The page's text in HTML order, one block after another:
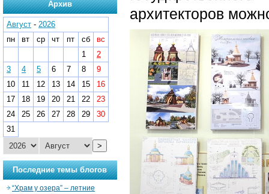
архитекторов
Архив
Август - 2026
пн
вт ср чт пт сб
вс
1
2
3
4 5 6 7 8
9
10
11 12 13 14 15
16
17
18 19 20 21 22
23
24
25 26 27 28 29
30
31
>
Последние темы блогов
“Храм у озера” – летние